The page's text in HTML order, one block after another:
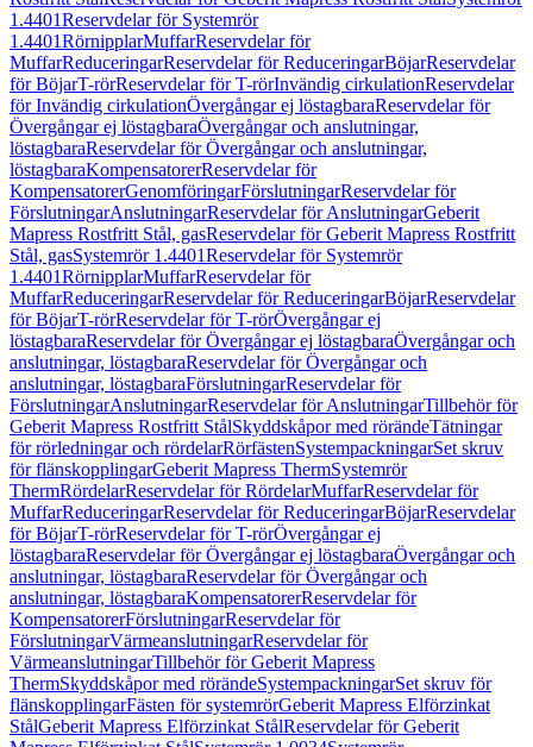
1.4401Reservdelar för Systemrör
1.4401RörnipplarMuffarReservdelar för
MuffarReduceringarReservdelar för ReduceringarBöjarReservdelar
för BöjarT-rörReservdelar för T-rörInvändig cirkulationReservdelar
för Invändig cirkulationÖvergångar ej löstagbaraReservdelar för
Övergångar ej löstagbaraÖvergångar och anslutningar,
löstagbaraReservdelar för Övergångar och anslutningar,
löstagbaraKompensatorerReservdelar för
KompensatorerGenomföringarFörslutningarReservdelar för
FörslutningarAnslutningarReservdelar för AnslutningarGeberit
Mapress Rostfritt Stål, gasReservdelar för Geberit Mapress Rostfritt
Stål, gasSystemrör 1.4401Reservdelar för Systemrör
1.4401RörnipplarMuffarReservdelar för
MuffarReduceringarReservdelar för ReduceringarBöjarReservdelar
för BöjarT-rörReservdelar för T-rörÖvergångar ej
löstagbaraReservdelar för Övergångar ej löstagbaraÖvergångar och
anslutningar, löstagbaraReservdelar för Övergångar och
anslutningar, löstagbaraFörslutningarReservdelar för
FörslutningarAnslutningarReservdelar för AnslutningarTillbehör för
Geberit Mapress Rostfritt StålSkyddskåpor med rörändeTätningar
för rörledningar och rördelarRörfästenSystempackningarSet skruv
för flänskopplingarGeberit Mapress ThermSystemrör
ThermRördelarReservdelar för RördelarMuffarReservdelar för
MuffarReduceringarReservdelar för ReduceringarBöjarReservdelar
för BöjarT-rörReservdelar för T-rörÖvergångar ej
löstagbaraReservdelar för Övergångar ej löstagbaraÖvergångar och
anslutningar, löstagbaraReservdelar för Övergångar och
anslutningar, löstagbaraKompensatorerReservdelar för
KompensatorerFörslutningarReservdelar för
FörslutningarVärmeanslutningarReservdelar för
VärmeanslutningarTillbehör för Geberit Mapress
ThermSkyddskåpor med rörändeSystempackningarSet skruv för
flänskopplingarFästen för systemrörGeberit Mapress Elförzinkat
StålGeberit Mapress Elförzinkat StålReservdelar för Geberit